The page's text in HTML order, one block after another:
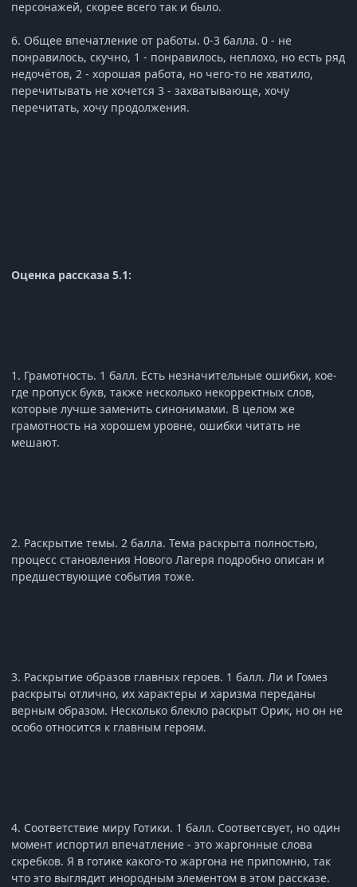
персонажей, скорее всего так и было.
6. Общее впечатление от работы. 0-3 балла. 0 - не
понравилось, скучно, 1 - понравилось, неплохо, но есть ряд
недочётов, 2 - хорошая работа, но чего-то не хватило,
перечитывать не хочется 3 - захватывающе, хочу
перечитать, хочу продолжения.
Оценка рассказа 5.1:
1. Грамотность. 1 балл. Есть незначительные ошибки, кое-
где пропуск букв, также несколько некорректных слов,
которые лучше заменить синонимами. В целом же
грамотность на хорошем уровне, ошибки читать не
мешают.
2. Раскрытие темы. 2 балла. Тема раскрыта полностью,
процесс становления Нового Лагеря подробно описан и
предшествующие события тоже.
3. Раскрытие образов главных героев. 1 балл. Ли и Гомез
раскрыты отлично, их характеры и харизма переданы
верным образом. Несколько блекло раскрыт Орик, но он не
особо относится к главным героям.
4. Соответствие миру Готики. 1 балл. Соответсвует, но один
момент испортил впечатление - это жаргонные слова
скребков. Я в готике какого-то жаргона не припомню, так
что это выглядит инородным элементом в этом рассказе.